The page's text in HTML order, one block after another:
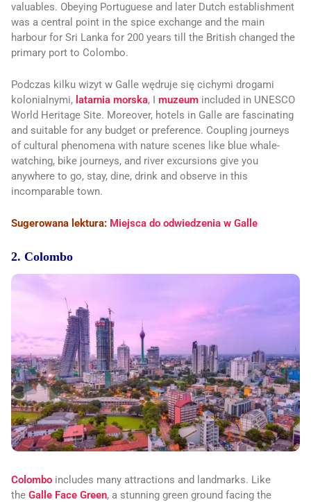
valuables. Obeying Portuguese and later Dutch establishment
was a central point in the spice exchange and the main
harbour for Sri Lanka for 200 years till the British changed the
primary port to Colombo.
Podczas kilku wizyt w Galle wędruje się cichymi drogami
kolonialnymi, latarnia morska, I muzeum included in UNESCO
World Heritage Site. Moreover, hotels in Galle are fascinating
and suitable for any budget or preference. Coupling journeys
of cultural phenomena with nature scenes like blue whale-
watching, bike journeys, and river excursions give you
anywhere to go, stay, dine, drink and observe in this
incomparable town.
Sugerowana lektura: Miejsca do odwiedzenia w Galle
2. Colombo
Colombo includes many attractions and landmarks. Like
the Galle Face Green, a stunning green ground facing the